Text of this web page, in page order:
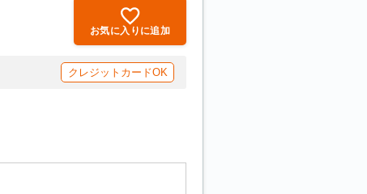
お気に入りに追加
クレジットカードOK